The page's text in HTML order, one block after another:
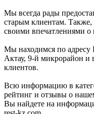
Мы всегда рады
старым клиентам.
своими впечатлениями о
Мы находимся по адресу
Актау, 9-й микрорайон и
клиентов.
Всю информацию в
рейтинг и отзывы о
Вы найдете на